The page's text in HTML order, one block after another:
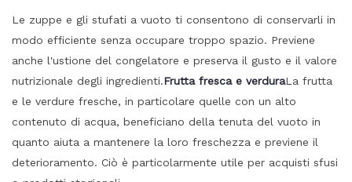
Le zuppe e gli stufati a vuoto ti consentono di conservarli in
modo efficiente senza occupare troppo spazio. Previene
anche l'ustione del congelatore e preserva il gusto e il valore
nutrizionale degli ingredienti.Frutta fresca e verduraLa frutta
e le verdure fresche, in particolare quelle con un alto
contenuto di acqua, beneficiano della tenuta del vuoto in
quanto aiuta a mantenere la loro freschezza e previene il
deterioramento. Ciò è particolarmente utile per acquisti sfusi